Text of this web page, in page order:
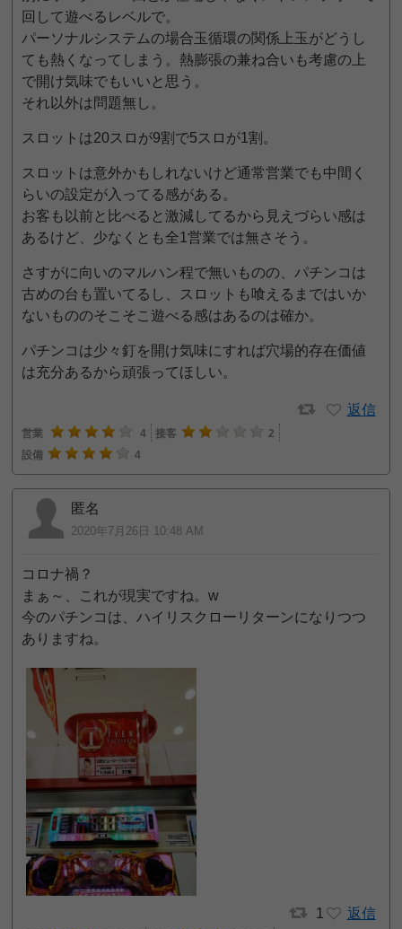
回して遊べるレベルで。
パーソナルシステムの場合玉循環の関係上玉がどうし
ても熱くなってしまう。熱膨張の兼ね合いも考慮の上
で開け気味でもいいと思う。
それ以外は問題無し。
スロットは20スロが9割で5スロが1割。
スロットは意外かもしれないけど通常営業でも中間く
らいの設定が入ってる感がある。
お客も以前と比べると激減してるから見えづらい感は
あるけど、少なくとも全1営業では無さそう。
さすがに向いのマルハン程で無いものの、パチンコは
古めの台も置いてるし、スロットも喰えるまではいか
ないもののそこそこ遊べる感はあるのは確か。
パチンコは少々釘を開け気味にすれば穴場的存在価値
は充分あるから頑張ってほしい。
返信
営業 4 接客
2
設備
4
匿名
2020年7月26日 10:48 AM
コロナ禍？
まぁ～、これが現実ですね。w
今のパチンコは、ハイリスクローリターンになりつつ
ありますね。
1 返信